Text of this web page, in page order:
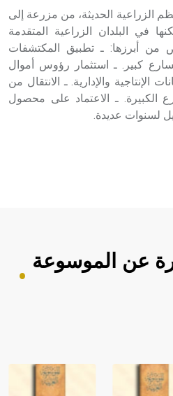
الزراعية الحديثة، من مزرعة إلى
في البلدان الزراعية المتقدمة
أبرزها: ـ تطبيق المكتشفات
كبير. ـ استثمار رؤوس أموال
الإنتاجية والإدارية. ـ الانتقال من
الكبيرة. ـ الاعتماد على محصول
لسنوات عديدة.
عن الموسوعة